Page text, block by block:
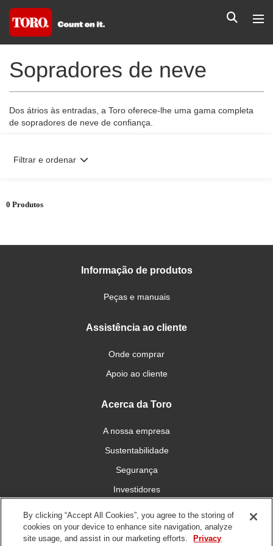
Sopradores de neve
Dos átrios às entradas, a Toro oferece-lhe uma gama completa
de sopradores de neve de confiança.
0 Produtos
Filtrar e ordenar
Informação de produtos
Peças e manuais
Assistência ao cliente
Onde comprar
Apoio ao cliente
Acerca da Toro
A nossa empresa
Sustentabilidade
Segurança
Investidores
Conecte-se connosco
By clicking “Accept All Cookies”, you agree to the storing of
cookies on your device to enhance site navigation, analyze
site usage, and assist in our marketing efforts.
Privacy